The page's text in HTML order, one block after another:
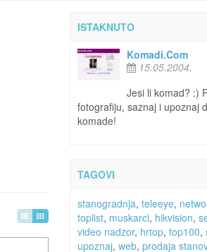
ISTAKNUTO
Komadi.Com
15.05.2004.
Jesi li komad? :)
fotografiju, saznaj i upoznaj
komade!
TAGOVI
stanogradnja, teleeye,
toplist, muskarci, hikvision,
video nadzor, hrtop, top100,
upoznaj, web, prodaja